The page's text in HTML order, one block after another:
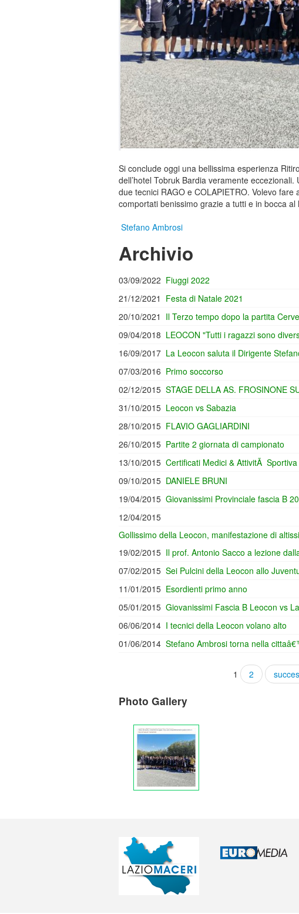
Si conclude oggi una bellissima esperienza
dell’hotel Tobruk Bardia veramente
due tecnici RAGO e COLAPIETRO. Volevo
comportati benissimo grazie a tutti e in bocca
Stefano Ambrosi
Archivio
03/09/2022 Fiuggi 2022
21/12/2021 Festa di Natale 2021
20/10/2021 Il Terzo tempo dopo la partita
09/04/2018 LEOCON "Tutti i ragazzi sono
16/09/2017 La Leocon saluta il Dirigente
07/03/2016 Primo soccorso
02/12/2015 STAGE DELLA AS. FROSINONE
31/10/2015 Leocon vs Sabazia
28/10/2015 FLAVIO GAGLIARDINI
26/10/2015 Partite 2 giornata di campionato
13/10/2015 Certificati Medici & AttivitÃ
09/10/2015 DANIELE BRUNI
19/04/2015 Giovanissimi Provinciale fascia B
12/04/2015
Gollissimo della Leocon, manifestazione di
19/02/2015 Il prof. Antonio Sacco a lezione
07/02/2015 Sei Pulcini della Leocon allo
11/01/2015 Esordienti primo anno
05/01/2015 Giovanissimi Fascia B Leocon vs
06/06/2014 I tecnici della Leocon volano alto
01/06/2014 Stefano Ambrosi torna nella
1 2
Photo Gallery